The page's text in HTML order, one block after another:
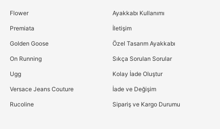
Flower
Premiata
Golden Goose
On Running
Ugg
Versace Jeans Couture
Rucoline
Ayakkabı Kullanımı
İletişim
Özel Tasarım Ayakkabı
Sıkça Sorulan Sorular
Kolay İade Oluştur
İade ve Değişim
Sipariş ve Kargo Durumu